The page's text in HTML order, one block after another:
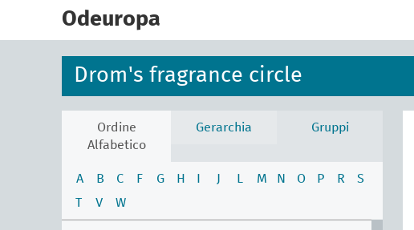
Odeuropa
Drom's fragrance circle
Ordine
Alfabetico
Gerarchia Gruppi
A B C F G H M N O P R
S
T
V W